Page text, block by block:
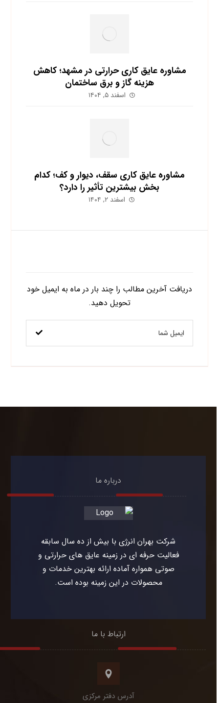
مشاوره عایق کاری حرارتی در مشهد؛ کاهش
هزینه گاز و برق ساختمان
اسفند ۵, ۱۴۰۴
مشاوره عایق کاری سقف، دیوار و کف؛ کدام
بخش بیشترین تأثیر را دارد؟
اسفند ۲, ۱۴۰۴
دریافت آخرین مطالب را چند بار در ماه به ایمیل خود
تحویل دهید.
درباره ما
شرکت بهران انرژی با بیش از ده سال سابقه
فعالیت حرفه ای در زمینه عایق های حرارتی و
صوتی همواره آماده ارائه بهترین خدمات و
محصولات در این زمینه بوده است.
ارتباط با ما
آدرس دفتر مرکزی